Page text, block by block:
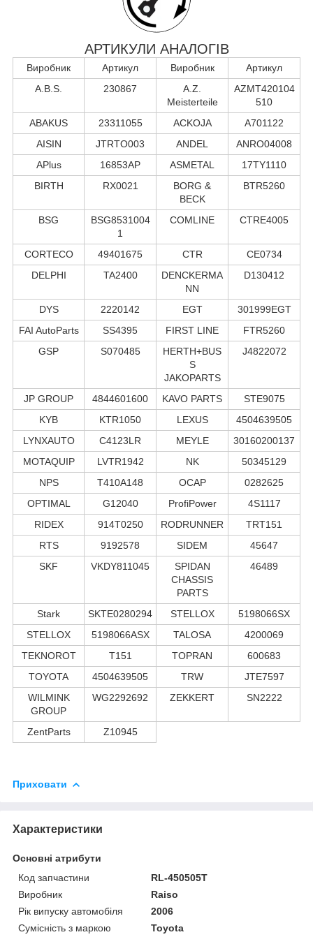
АРТИКУЛИ АНАЛОГІВ
Виробник Артикул Виробник
Артикул
A.B.S.
230867
A.Z.
Meisterteile
AZMT420104
510
ABAKUS
23311055 ACKOJA
A701122
AISIN
JTRTO003 ANDEL
ANRO04008
APlus
16853AP ASMETAL
17TY1110
BIRTH
RX0021
BORG &
BECK
BTR5260
BSG
BSG8531004
1
COMLINE CTRE4005
CORTECO 49401675 CTR
CE0734
DELPHI
TA2400
DENCKERMA
NN
D130412
DYS 2220142 EGT
301999EGT
FAI AutoParts
SS4395 FIRST LINE
FTR5260
GSP
S070485
HERTH+BUS
S
JAKOPARTS
J4822072
JP GROUP 4844601600 KAVO PARTS
STE9075
KYB
KTR1050 LEXUS
4504639505
LYNXAUTO
C4123LR MEYLE
30160200137
MOTAQUIP
LVTR1942 NK
50345129
NPS
T410A148 OCAP
0282625
OPTIMAL
G12040 ProfiPower
4S1117
RIDEX
914T0250 RODRUNNER
TRT151
RTS
9192578 SIDEM
45647
SKF
VKDY811045
SPIDAN
CHASSIS
PARTS
46489
Stark SKTE0280294 STELLOX
5198066SX
STELLOX
5198066ASX TALOSA
4200069
TEKNOROT
T151 TOPRAN
600683
TOYOTA
4504639505 TRW
JTE7597
WILMINK
GROUP
WG2292692 ZEKKERT SN2222
ZentParts Z10945
Приховати
Характеристики
Основні атрибути
Код запчастини
RL-450505T
Виробник
Raiso
Рік випуску автомобіля
2006
Сумісність з маркою
Toyota